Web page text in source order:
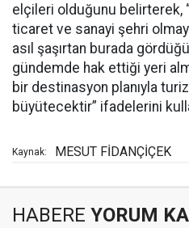
elçileri olduğunu belirterek,
ticaret ve sanayi şehri
asıl şaşırtan burada
gündemde hak ettiği yeri
bir destinasyon planıyla
büyütecektir” ifadelerini
Kaynak: MESUT FİDANÇİÇEK
HABERE YORUM